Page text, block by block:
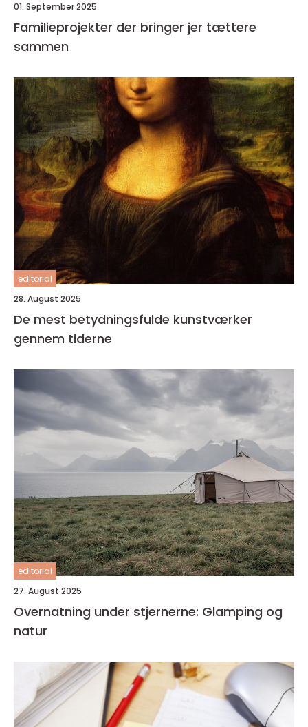
01. September 2025
Familieprojekter der bringer jer tættere
sammen
editorial
28. August 2025
De mest betydningsfulde kunstværker
gennem tiderne
editorial
27. August 2025
Overnatning under stjernerne: Glamping og
natur